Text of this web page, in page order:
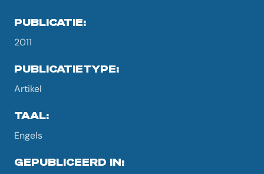
PUBLICATIE:
2011
PUBLICATIETYPE:
Artikel
TAAL:
Engels
GEPUBLICEERD IN: